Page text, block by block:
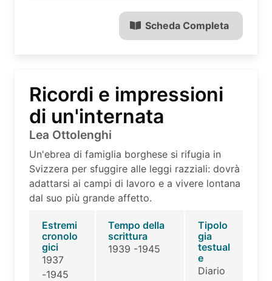
Scheda Completa
Ricordi e impressioni
di un'internata
Lea Ottolenghi
Un'ebrea di famiglia borghese si rifugia in
Svizzera per sfuggire alle leggi razziali: dovrà
adattarsi ai campi di lavoro e a vivere lontana
dal suo più grande affetto.
Estremi
cronolo
gici
1937
-1945
Tempo della
scrittura
1939 -1945
Tipolo
gia
testual
e
Diario